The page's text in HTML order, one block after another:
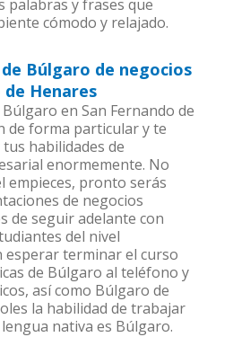
palabras y frases que
cómodo y relajado.
Búlgaro de negocios
de Henares
en San Fernando de
de forma particular y te
habilidades de
enormemente. No
empieces, pronto serás
de negocios
de seguir adelante con
del nivel
esperar terminar el curso
de Búlgaro al teléfono y
así como Búlgaro de
la habilidad de trabajar
nativa es Búlgaro.